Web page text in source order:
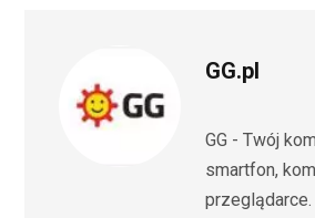
GG.pl
GG - Twój
smartfon,